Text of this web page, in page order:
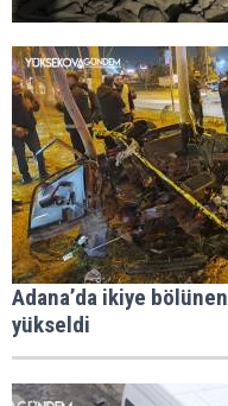
Adana’da ikiye
yükseldi